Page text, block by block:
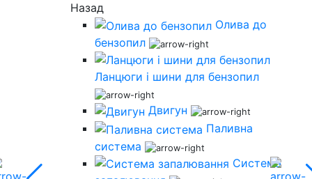
Назад
Олива до
бензопил
Ланцюги і шини для бензопил
Двигун
Паливна
система
Система